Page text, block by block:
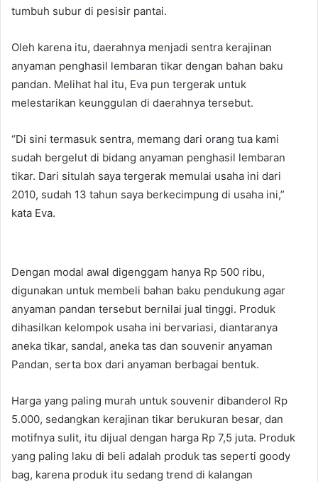
tumbuh subur di pesisir pantai.
Oleh karena itu, daerahnya menjadi sentra kerajinan
anyaman penghasil lembaran tikar dengan bahan baku
pandan. Melihat hal itu, Eva pun tergerak untuk
melestarikan keunggulan di daerahnya tersebut.
“Di sini termasuk sentra, memang dari orang tua kami
sudah bergelut di bidang anyaman penghasil lembaran
tikar. Dari situlah saya tergerak memulai usaha ini dari
2010, sudah 13 tahun saya berkecimpung di usaha ini,”
kata Eva.
Dengan modal awal digenggam hanya Rp 500 ribu,
digunakan untuk membeli bahan baku pendukung agar
anyaman pandan tersebut bernilai jual tinggi. Produk
dihasilkan kelompok usaha ini bervariasi, diantaranya
aneka tikar, sandal, aneka tas dan souvenir anyaman
Pandan, serta box dari anyaman berbagai bentuk.
Harga yang paling murah untuk souvenir dibanderol Rp
5.000, sedangkan kerajinan tikar berukuran besar, dan
motifnya sulit, itu dijual dengan harga Rp 7,5 juta. Produk
yang paling laku di beli adalah produk tas seperti goody
bag, karena produk itu sedang trend di kalangan